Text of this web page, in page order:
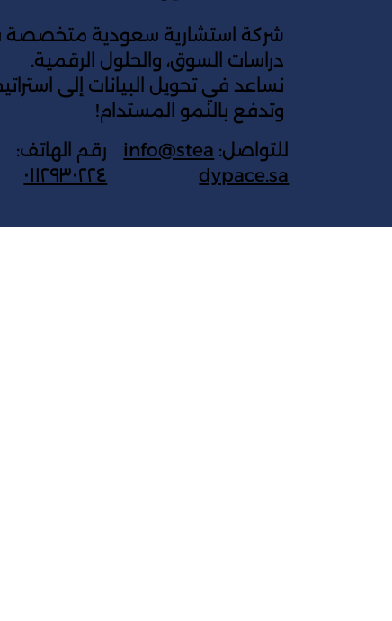
شركة استشارية سعودية متخصصة
دراسات السوق، والحلول الرقمية.
نساعد في تحويل البيانات إلى
وتدفع بالنمو المستدام!
رقم الهاتف:
٠١١٢٩٣٠٢٢٤
للتواصل: info@stea
dypace.sa